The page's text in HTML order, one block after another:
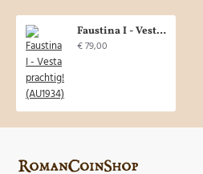
Faustina I - Vesta prachtig! (AU1934)
€ 79,00